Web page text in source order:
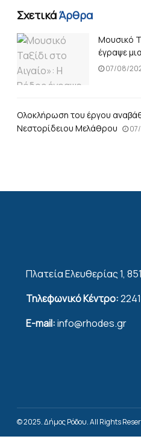
ΣχετικάΆρθρα
Μουσικό
έγραψε
07/08/
Ολοκλήρωση του έργου
Νεστορίδειου Μελάθρου
Πλατεία Ελευθερίας 1,
Τηλεφωνικό Κέντρο:
E-mail:info@rhodes.gr
© 2025. Δήμος Ρόδου. All Rights